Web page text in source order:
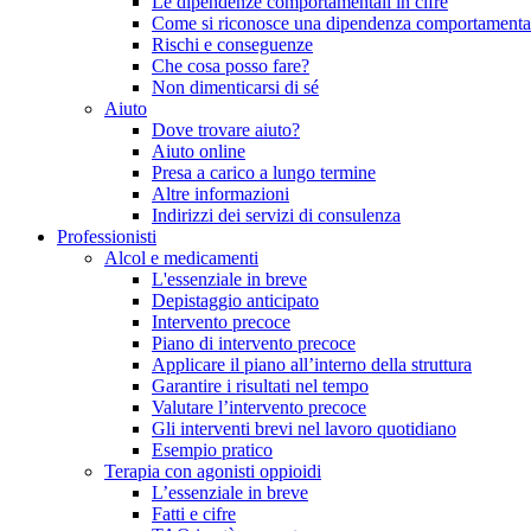
Come si riconosce una dipendenza
Rischi e conseguenze
Che cosa posso fare?
Non dimenticarsi di sé
Aiuto
Dove trovare aiuto?
Aiuto online
Presa a carico a lungo termine
Altre informazioni
Indirizzi dei servizi di consulenza
Professionisti
Alcol e medicamenti
L'essenziale in breve
Depistaggio anticipato
Intervento precoce
Piano di intervento precoce
Applicare il piano all’interno della struttura
Garantire i risultati nel tempo
Valutare l’intervento precoce
Gli interventi brevi nel lavoro quotidiano
Esempio pratico
Terapia con agonisti oppioidi
L’essenziale in breve
Fatti e cifre